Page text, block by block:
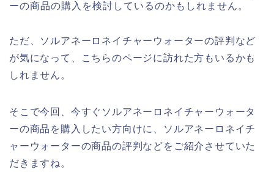
ーの商品の購入を検討しているのかもしれません。
ただ、ソルアネーロネイチャーウォーターの評判など
が気になって、こちらのページに訪れた方もいるかも
しれません。
そこで今回、今すぐソルアネーロネイチャーウォータ
ーの商品を購入したい方向けに、ソルアネーロネイチ
ャーウォーターの商品の評判などをご紹介させていた
だきますね。